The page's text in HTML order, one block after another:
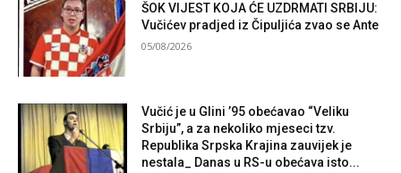
ŠOK VIJEST KOJA ĆE UZDRMATI SRBIJU:
Vučićev pradjed iz Čipuljića zvao se Ante
05/08/2026
Vučić je u Glini ’95 obećavao “Veliku
Srbiju”, a za nekoliko mjeseci tzv.
Republika Srpska Krajina zauvijek je
nestala_ Danas u RS-u obećava isto...